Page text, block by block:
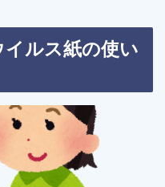
イルス紙の使い